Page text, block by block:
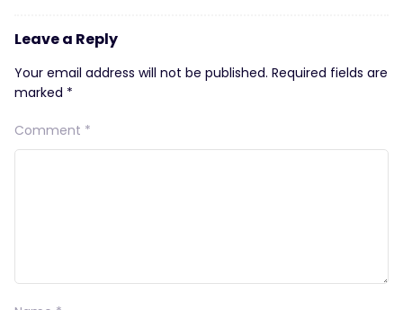
Leave a Reply
Your email address will not be published. Required fields are
marked *
Comment *